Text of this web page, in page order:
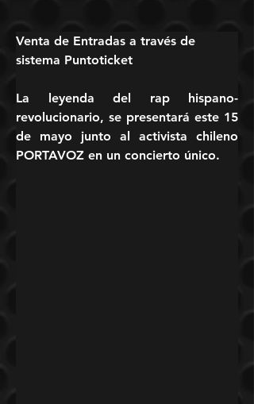
Venta de Entradas a través de
sistema Puntoticket
La leyenda del rap hispano-
revolucionario, se presentará este 15
de mayo junto al activista chileno
PORTAVOZ en un concierto único.